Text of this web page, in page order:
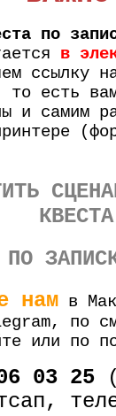
по
в
ссылку
то есть
и самим
КВЕСТА
ПО
нам в
по
или по
03 25